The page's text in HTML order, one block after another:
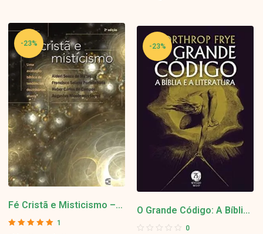
e a Literatura
Kuyper
Avaliação 4.86